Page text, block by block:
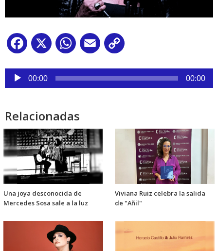
Facebook
X WhatsApp
Email
Reproductor
audio
00:00 00:00
Relacionadas
Una joya desconocida de
Mercedes Sosa sale a la luz
Viviana Ruiz celebra la salida
de "Añil"